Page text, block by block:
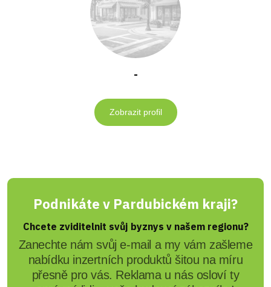
-
Zobrazit profil
Podnikáte v Pardubickém kraji?
Chcete zviditelnit svůj byznys v našem regionu?
Zanechte nám svůj e-mail a my vám zašleme
nabídku inzertních produktů šitou na míru
přesně pro vás. Reklama u nás osloví ty